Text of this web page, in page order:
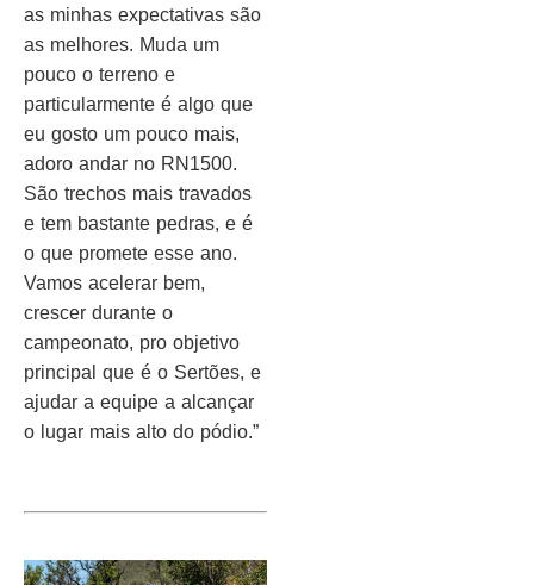
as minhas expectativas são
as melhores. Muda um
pouco o terreno e
particularmente é algo que
eu gosto um pouco mais,
adoro andar no RN1500.
São trechos mais travados
e tem bastante pedras, e é
o que promete esse ano.
Vamos acelerar bem,
crescer durante o
campeonato, pro objetivo
principal que é o Sertões, e
ajudar a equipe a alcançar
o lugar mais alto do pódio.”